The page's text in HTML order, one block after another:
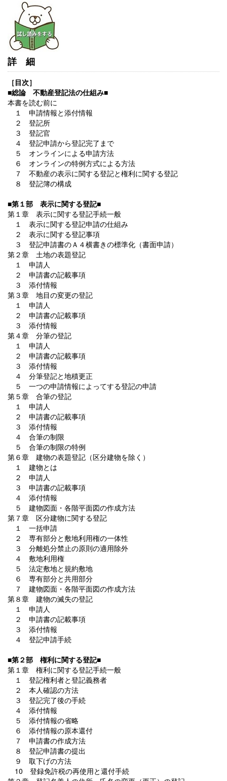
詳細
［目次］
■総論 不動産登記法の仕組み■
本書を読む前に
１ 申請情報と添付情報
２ 登記所
３ 登記官
４ 登記申請から登記完了まで
５ オンラインによる申請方法
６ オンラインの特例方式による方法
７ 不動産の表示に関する登記と権利に関する登記
８ 登記簿の構成
■第１部 表示に関する登記■
第１章 表示に関する登記手続一般
１ 表示に関する登記申請の仕組み
２ 表示に関する登記事項
３ 登記申請書のＡ４横書きの標準化（書面申請）
第２章 土地の表題登記
１ 申請人
２ 申請書の記載事項
３ 添付情報
第３章 地目の変更の登記
１ 申請人
２ 申請書の記載事項
３ 添付情報
第４章 分筆の登記
１ 申請人
２ 申請書の記載事項
３ 添付情報
４ 分筆登記と地積更正
５ 一つの申請情報によってする登記の申請
第５章 合筆の登記
１ 申請人
２ 申請書の記載事項
３ 添付情報
４ 合筆の制限
５ 合筆の制限の特例
第６章 建物の表題登記（区分建物を除く）
１ 建物とは
２ 申請人
３ 申請書の記載事項
４ 添付情報
５ 建物図面・各階平面図の作成方法
第７章 区分建物に関する登記
１ 一括申請
２ 専有部分と敷地利用権の一体性
３ 分離処分禁止の原則の適用除外
４ 敷地利用権
５ 法定敷地と規約敷地
６ 専有部分と共用部分
７ 建物図面・各階平面図の作成方法
第８章 建物の滅失の登記
１ 申請人
２ 申請書の記載事項
３ 添付情報
４ 登記申請手続
■第２部 権利に関する登記■
第１章 権利に関する登記手続一般
１ 登記権利者と登記義務者
２ 本人確認の方法
３ 登記完了後の手続
４ 添付情報
５ 添付情報の省略
６ 添付情報の原本還付
７ 申請書の作成方法
８ 登記申請書の提出
９ 取下げの方法
10 登録免許税の再使用と還付手続